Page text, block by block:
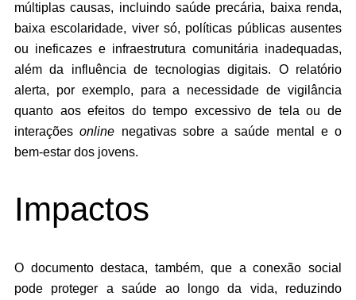
múltiplas causas, incluindo saúde precária, baixa renda,
baixa escolaridade, viver só, políticas públicas ausentes
ou ineficazes e infraestrutura comunitária inadequadas,
além da influência de tecnologias digitais. O relatório
alerta, por exemplo, para a necessidade de vigilância
quanto aos efeitos do tempo excessivo de tela ou de
interaçõesonline negativas sobre a saúde mental e o
bem-estar dos jovens.
Impactos
O documento destaca, também, que a conexão social
pode proteger a saúde ao longo da vida, reduzindo